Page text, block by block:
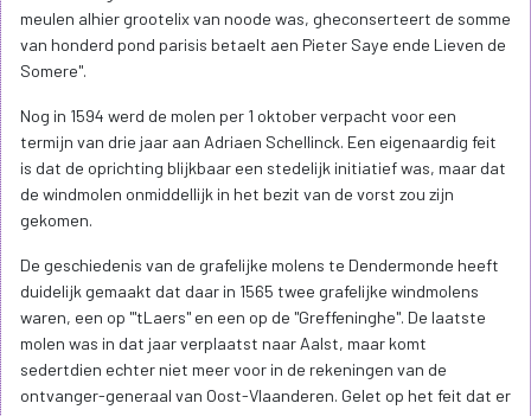
meulen alhier grootelix van noode was, gheconserteert de somme
van honderd pond parisis betaelt aen Pieter Saye ende Lieven de
Somere".
Nog in 1594 werd de molen per 1 oktober verpacht voor een
termijn van drie jaar aan Adriaen Schellinck. Een eigenaardig feit
is dat de oprichting blijkbaar een stedelijk initiatief was, maar dat
de windmolen onmiddellijk in het bezit van de vorst zou zijn
gekomen.
De geschiedenis van de grafelijke molens te Dendermonde heeft
duidelijk gemaakt dat daar in 1565 twee grafelijke windmolens
waren, een op "'tLaers" en een op de "Greffeninghe". De laatste
molen was in dat jaar verplaatst naar Aalst, maar komt
sedertdien echter niet meer voor in de rekeningen van de
ontvanger-generaal van Oost-Vlaanderen. Gelet op het feit dat er